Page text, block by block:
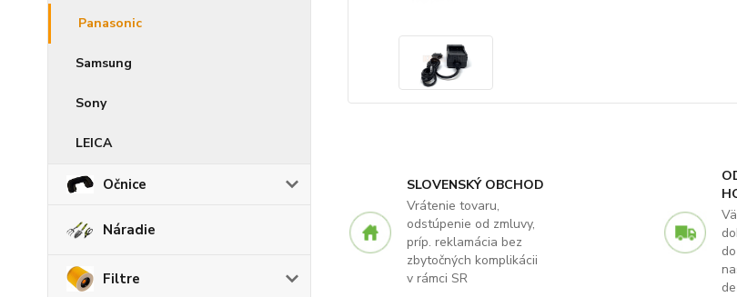
Panasonic
Samsung
Sony
LEICA
Očnice
Náradie
Filtre
SLOVENSKÝ OBCHOD
Vrátenie tovaru,
odstúpenie od zmluvy,
príp. reklamácia bez
zbytočných komplikácii
v rámci SR